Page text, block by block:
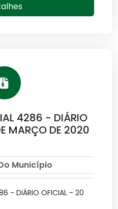
4286 - DIÁRIO
MARÇO DE 2020
Município
- DIÁRIO OFICIAL - 20